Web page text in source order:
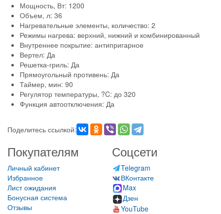
Мощность, Вт: 1200
Объем, л: 36
Нагревательные элементы, количество: 2
Режимы нагрева: верхний, нижний и комбинированный
Внутреннее покрытие: антипригарное
Вертел: Да
Решетка-гриль: Да
Прямоугольный противень: Да
Таймер, мин: 90
Регулятор температуры, ?C: до 320
Функция автоотключения: Да
Поделитесь ссылкой:
Покупателям
Личный кабинет
Избранное
Лист ожидания
Бонусная система
Отзывы
Соцсети
Telegram
ВКонтакте
Max
Дзен
YouTube